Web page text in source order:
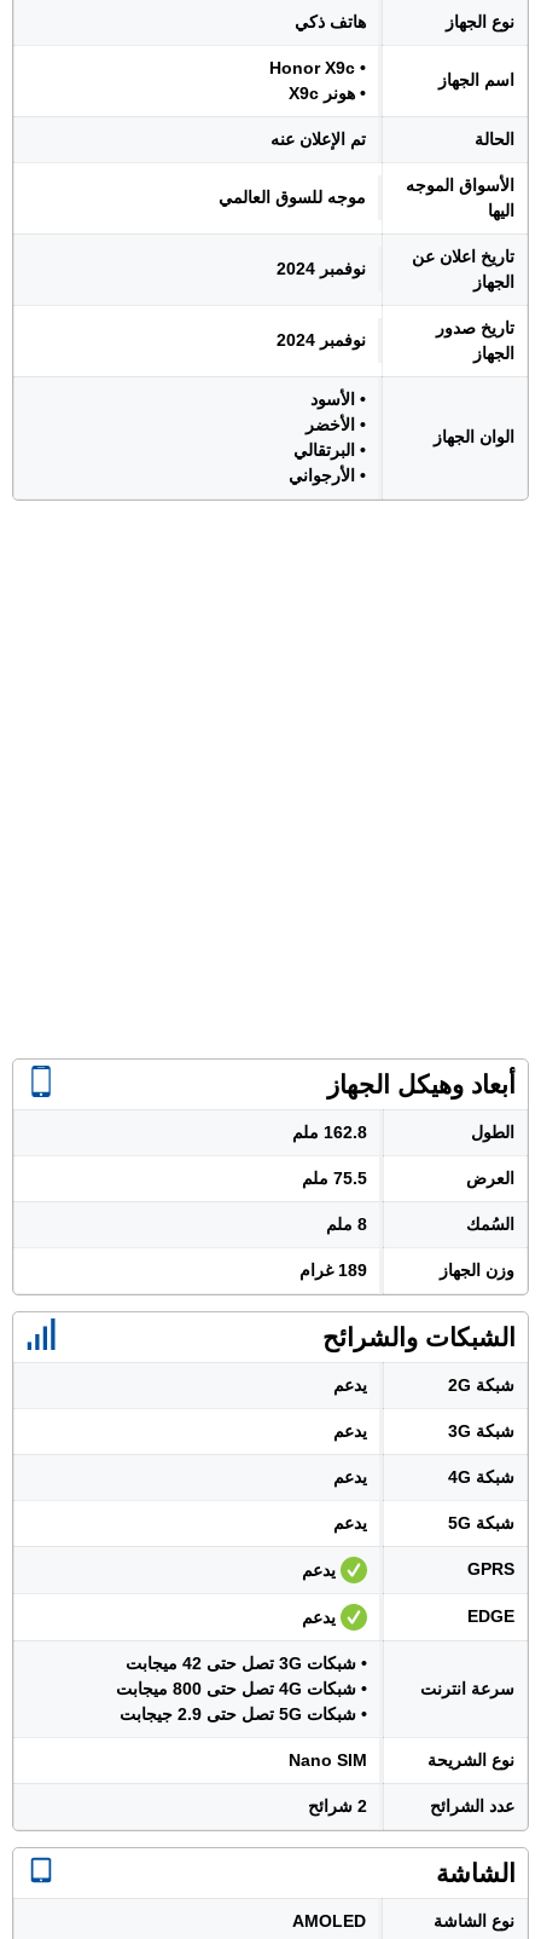
نوع الجهاز هاتف ذكي
اسم الجهاز
• Honor X9c
• هونر X9c
الحالة تم الإعلان عنه
الأسواق الموجه
اليها
موجه للسوق العالمي
تاريخ اعلان عن
الجهاز
نوفمبر 2024
تاريخ صدور
الجهاز
نوفمبر 2024
الوان الجهاز
• الأسود
• الأخضر
• البرتقالي
• الأرجواني
أبعاد وهيكل الجهاز
الطول 162.8 ملم
العرض 75.5 ملم
السُمك 8 ملم
وزن الجهاز 189 غرام
الشبكات والشرائح
شبكة 2G يدعم
شبكة 3G يدعم
شبكة 4G يدعم
شبكة 5G يدعم
GPRS يدعم
EDGE يدعم
سرعة انترنت
• شبكات 3G تصل حتى 42 ميجابت
• شبكات 4G تصل حتى 800 ميجابت
• شبكات 5G تصل حتى 2.9 جيجابت
نوع الشريحة Nano SIM
عدد الشرائح 2 شرائح
الشاشة
نوع الشاشة AMOLED